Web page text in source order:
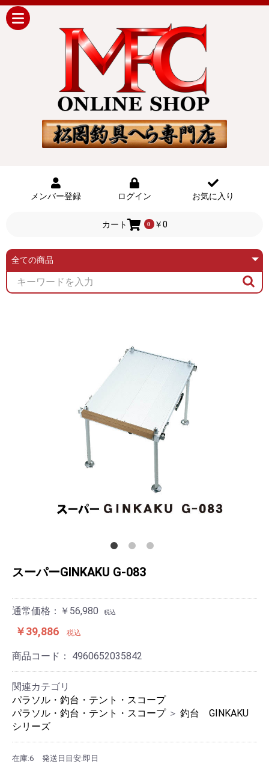
メンバー登録 ログイン お気に入り
カート 0 ￥0
スーパーGINKAKU G-083
通常価格：￥56,980 税込
￥39,886 税込
商品コード： 4960652035842
関連カテゴリ
パラソル・釣台・テント・スコープ
パラソル・釣台・テント・スコープ ＞ 釣台 GINKAKU
シリーズ
在庫:6 発送日目安:即日